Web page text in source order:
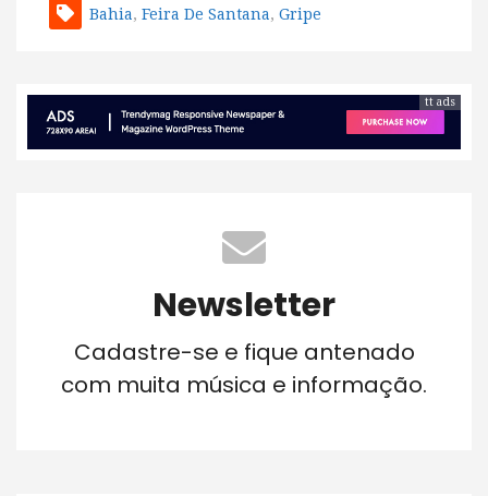
Bahia, Feira De Santana, Gripe
tt ads
Newsletter
Cadastre-se e fique antenado
com muita música e informação.